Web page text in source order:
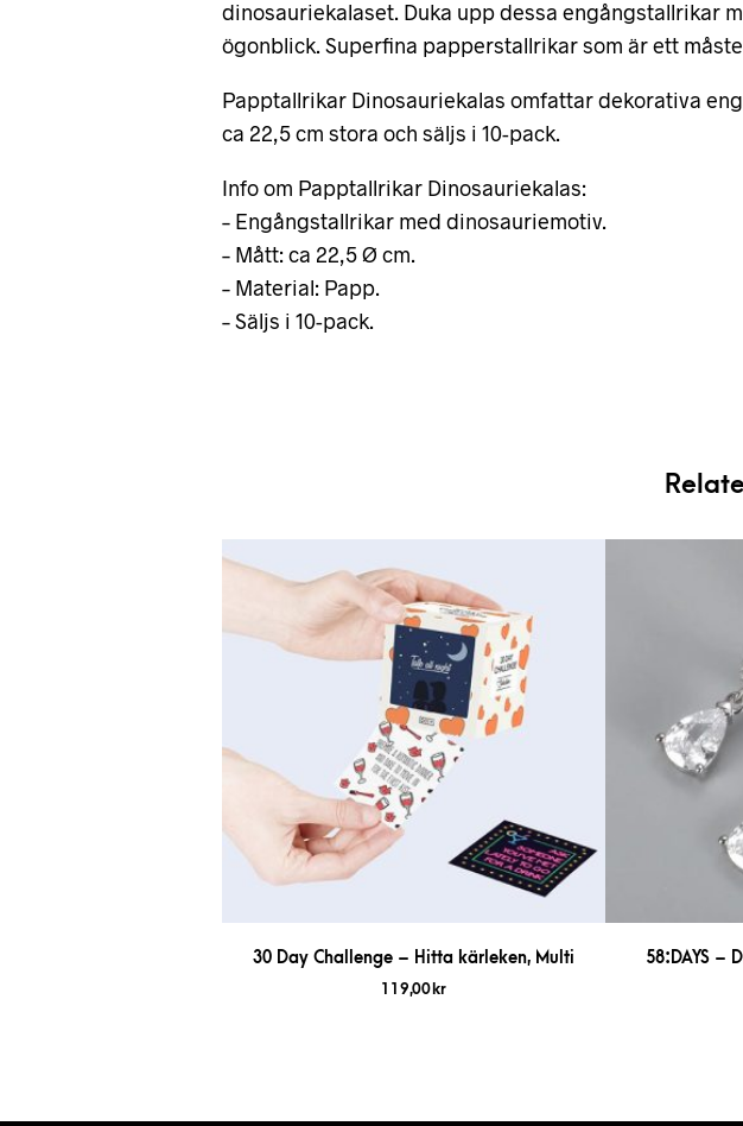
dinosauriekalaset. Duka upp dessa engångstallrikar
ögonblick. Superfina papperstallrikar som är ett
Papptallrikar Dinosauriekalas omfattar dekorativa
ca 22,5 cm stora och säljs i 10-pack.
Info om Papptallrikar Dinosauriekalas:
– Engångstallrikar med dinosauriemotiv.
– Mått: ca 22,5 Ø cm.
– Material: Papp.
– Säljs i 10-pack.
30 Day Challenge – Hitta kärleken, Multi
119,00 kr
58:DAYS –